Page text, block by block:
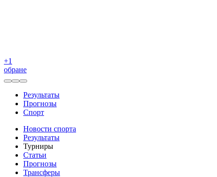
+1
обране
Результаты
Прогнозы
Спорт
Новости спорта
Результаты
Турниры
Статьи
Прогнозы
Трансферы